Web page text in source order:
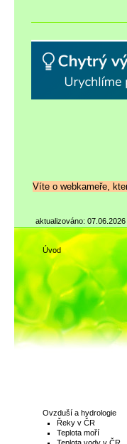
Víte o webkameře,
aktualizováno:
Úvod
Ovzduší a hydrologie
Řeky v ČR
Teplota moří